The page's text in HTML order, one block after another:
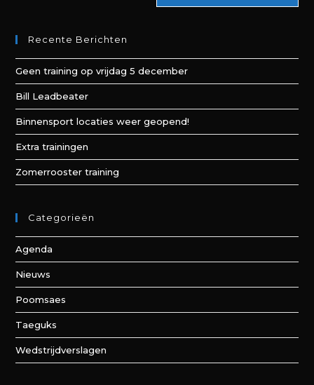
Recente Berichten
Geen training op vrijdag 5 december
Bill Leadbeater
Binnensport locaties weer geopend!
Extra trainingen
Zomerrooster training
Categorieën
Agenda
Nieuws
Poomsaes
Taeguks
Wedstrijdverslagen